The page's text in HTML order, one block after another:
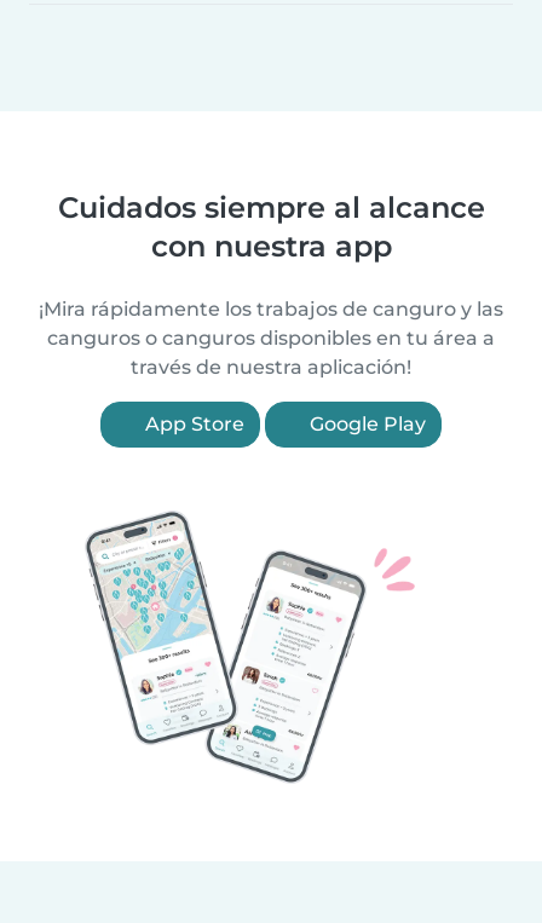
Cuidados siempre al alcance
con nuestra app
¡Mira rápidamente los trabajos de canguro y las
canguros o canguros disponibles en tu área a
través de nuestra aplicación!
App Store Google Play